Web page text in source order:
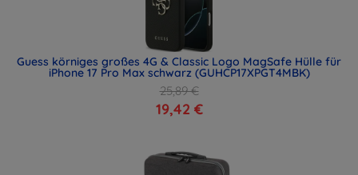
Guess körniges großes 4G & Classic Logo MagSafe Hülle für
iPhone 17 Pro Max schwarz (GUHCP17XPGT4MBK)
25,89 €
19,42 €